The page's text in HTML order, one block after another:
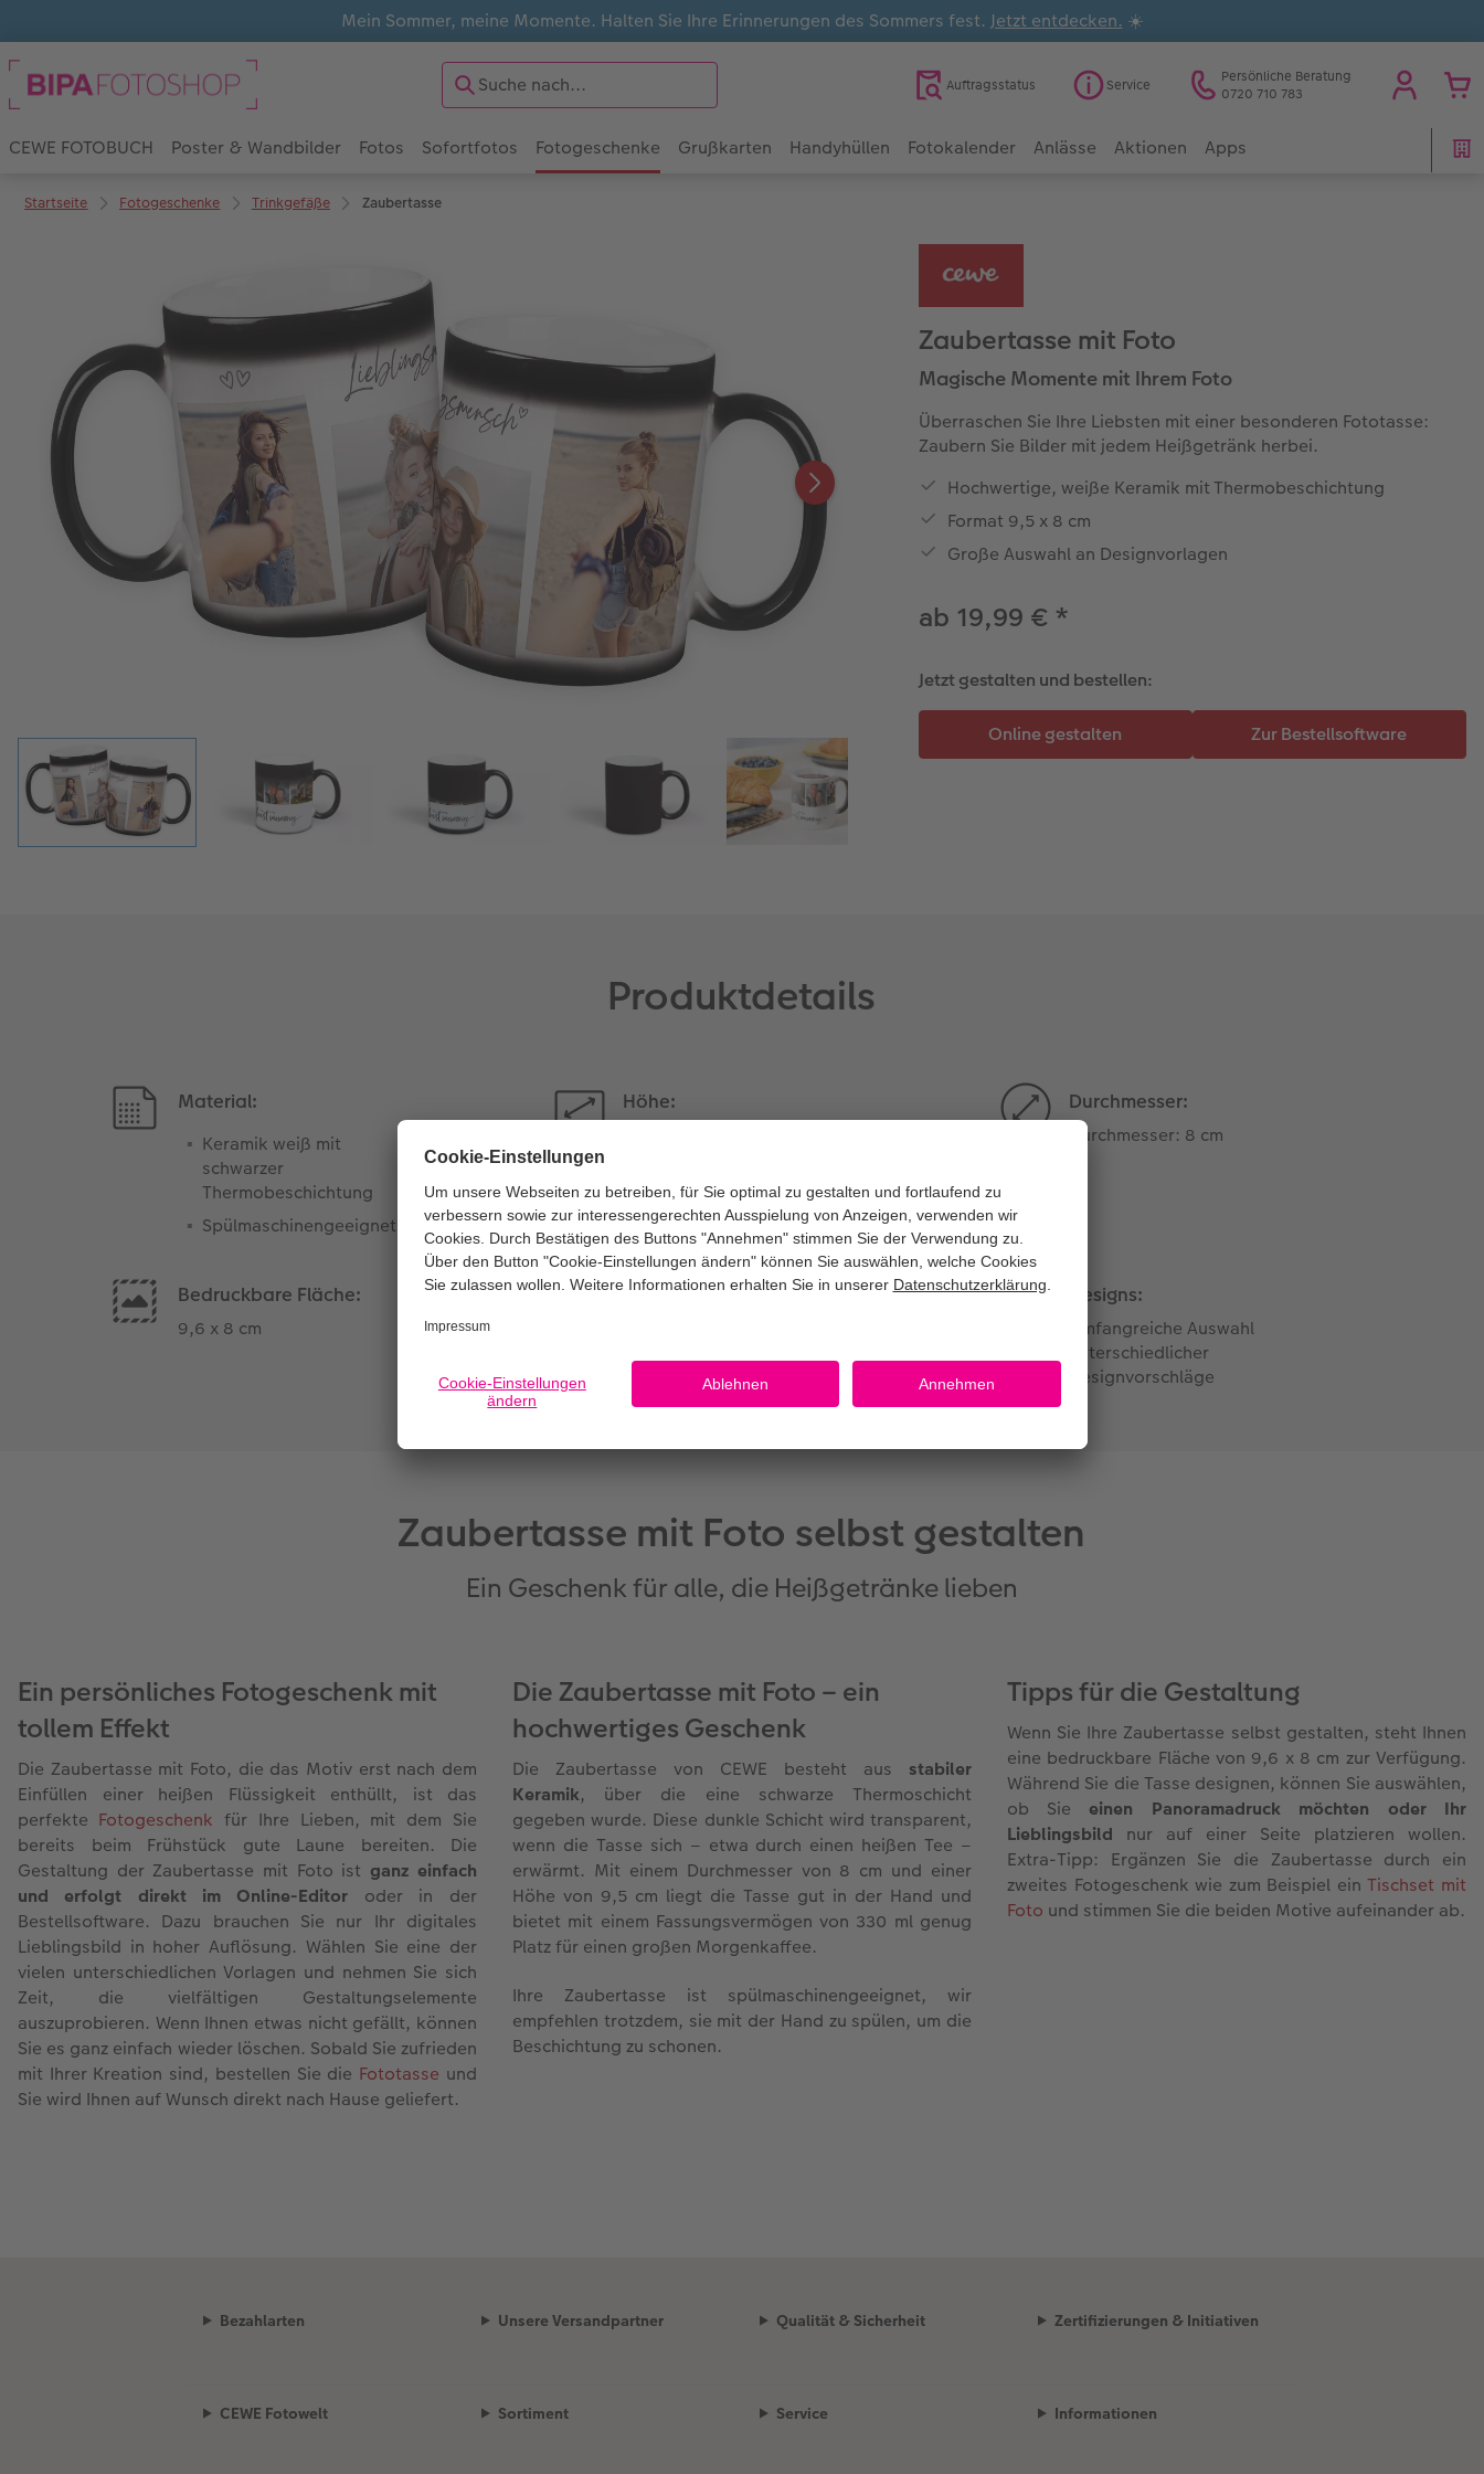
Mein Sommer, meine Momente. Halten Sie Ihre Erinnerungen des Sommers fest. Jetzt entdecken. ☀️
Auftragsstatus Service
Persönliche Beratung
0720 710 783
CEWE FOTOBUCH Poster & Wandbilder Fotos Sofortfotos Fotogeschenke Grußkarten Handyhüllen Fotokalender Anlässe Aktionen Apps
Startseite Fotogeschenke Trinkgefäße Zaubertasse
Zaubertasse mit Foto
Magische Momente mit Ihrem Foto
Überraschen Sie Ihre Liebsten mit einer besonderen Fototasse:
Zaubern Sie Bilder mit jedem Heißgetränk herbei.
Hochwertige, weiße Keramik mit Thermobeschichtung
Format 9,5 x 8 cm
Große Auswahl an Designvorlagen
ab 19,99 € *
Jetzt gestalten und bestellen:
Produktdetails
Material:
Keramik weiß mit
schwarzer
Thermobeschichtung
Spülmaschinengeeignet
Höhe: Durchmesser:
Durchmesser: 8 cm
Bedruckbare Fläche:
9,6 x 8 cm
Empfehlung: Designs:
Umfangreiche Auswahl
unterschiedlicher
Designvorschläge
Zaubertasse mit Foto selbst gestalten
Ein Geschenk für alle, die Heißgetränke lieben
Ein persönliches Fotogeschenk mit
tollem Effekt
Die Zaubertasse mit Foto, die das Motiv erst nach dem
Einfüllen einer heißen Flüssigkeit enthüllt, ist das
perfekte Fotogeschenk für Ihre Lieben, mit dem Sie
bereits beim Frühstück gute Laune bereiten. Die
Gestaltung der Zaubertasse mit Foto ist ganz einfach
und erfolgt direkt im Online-Editor oder in der
Bestellsoftware. Dazu brauchen Sie nur Ihr digitales
Lieblingsbild in hoher Auflösung. Wählen Sie eine der
vielen unterschiedlichen Vorlagen und nehmen Sie sich
Zeit, die vielfältigen Gestaltungselemente
auszuprobieren. Wenn Ihnen etwas nicht gefällt, können
Sie es ganz einfach wieder löschen. Sobald Sie zufrieden
mit Ihrer Kreation sind, bestellen Sie die Fototasse und
Sie wird Ihnen auf Wunsch direkt nach Hause geliefert.
Die Zaubertasse mit Foto – ein
hochwertiges Geschenk
Die Zaubertasse von CEWE besteht aus stabiler
Keramik, über die eine schwarze Thermoschicht
gegeben wurde. Diese dunkle Schicht wird transparent,
wenn die Tasse sich – etwa durch einen heißen Tee –
erwärmt. Mit einem Durchmesser von 8 cm und einer
Höhe von 9,5 cm liegt die Tasse gut in der Hand und
bietet mit einem Fassungsvermögen von 330 ml genug
Platz für einen großen Morgenkaffee.
Ihre Zaubertasse ist spülmaschinengeeignet, wir
empfehlen trotzdem, sie mit der Hand zu spülen, um die
Beschichtung zu schonen.
Tipps für die Gestaltung
Wenn Sie Ihre Zaubertasse selbst gestalten, steht Ihnen
eine bedruckbare Fläche von 9,6 x 8 cm zur Verfügung.
Während Sie die Tasse designen, können Sie auswählen,
ob Sie einen Panoramadruck möchten oder Ihr
Lieblingsbild nur auf einer Seite platzieren wollen.
Extra-Tipp: Ergänzen Sie die Zaubertasse durch ein
zweites Fotogeschenk wie zum Beispiel ein Tischset mit
Foto und stimmen Sie die beiden Motive aufeinander ab.
Bezahlarten Unsere Versandpartner Qualität & Sicherheit Zertifizierungen & Initiativen
CEWE Fotowelt Sortiment Service Informationen